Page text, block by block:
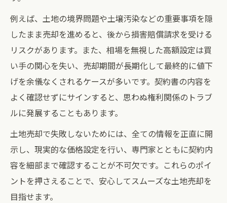
例えば、土地の境界問題や土壌汚染などの重要事項を隠
したまま売却を進めると、後から損害賠償請求を受ける
リスクがあります。また、相場を無視した高額設定は買
い手の関心を失い、売却期間が長期化して最終的に値下
げを余儀なくされるケースが多いです。契約書の内容を
よく確認せずにサインすると、思わぬ権利関係のトラブ
ルに発展することもあります。
土地売却で失敗しないためには、全ての情報を正直に開
示し、現実的な価格設定を行い、専門家とともに契約内
容を細部まで確認することが不可欠です。これらのポイ
ントを押さえることで、安心してスムーズな土地売却を
目指せます。